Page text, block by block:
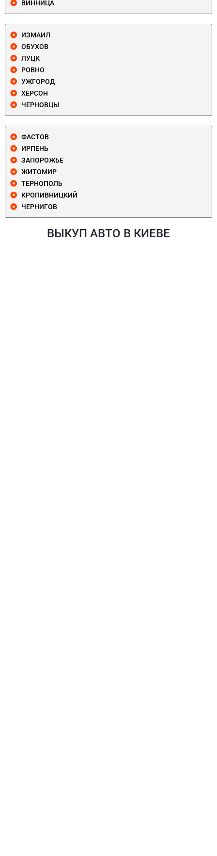
ВИННИЦА
ИЗМАИЛ
ОБУХОВ
ЛУЦК
РОВНО
УЖГОРОД
ХЕРСОН
ЧЕРНОВЦЫ
ФАСТОВ
ИРПЕНЬ
ЗАПОРОЖЬЕ
ЖИТОМИР
ТЕРНОПОЛЬ
КРОПИВНИЦКИЙ
ЧЕРНИГОВ
ВЫКУП АВТО В КИЕВЕ